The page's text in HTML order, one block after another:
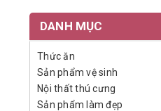
DANH MỤC
Thức ăn
Sản phẩm vệ sinh
Nội thất thú cưng
Sản phẩm làm đẹp